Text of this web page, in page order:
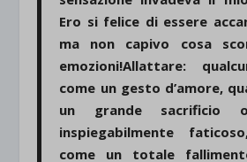
Ero si felice di essere
ma non capivo cosa
emozioni!Allattare:
come un gesto d’amore,
un grande sacrificio
inspiegabilmente
come un totale